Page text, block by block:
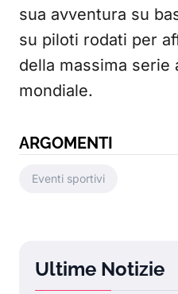
sua avventura su
su piloti rodati per
della massima serie
mondiale.
ARGOMENTI
Eventi sportivi
Ultime Notizie